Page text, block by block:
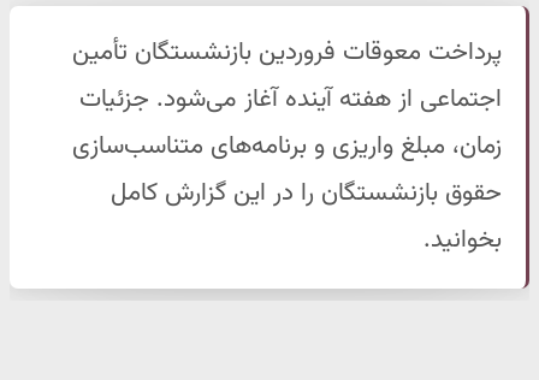
پرداخت معوقات فروردین بازنشستگان تأمین
اجتماعی از هفته آینده آغاز می‌شود. جزئیات
زمان، مبلغ واریزی و برنامه‌های متناسب‌سازی
حقوق بازنشستگان را در این گزارش کامل
بخوانید.